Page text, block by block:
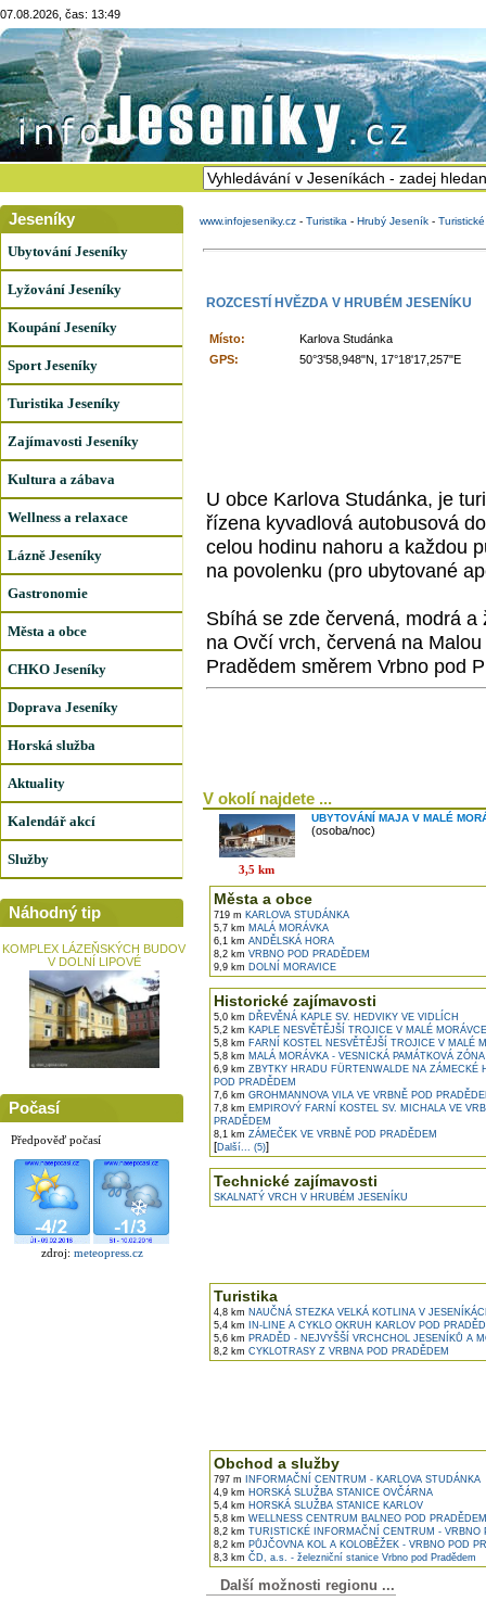
07.08.2026, čas: 13:49
Jeseníky
Ubytování Jeseníky
Lyžování Jeseníky
Koupání Jeseníky
Sport Jeseníky
Turistika Jeseníky
Zajímavosti Jeseníky
Kultura a zábava
Wellness a relaxace
Lázně Jeseníky
Gastronomie
Města a obce
CHKO Jeseníky
Doprava Jeseníky
Horská služba
Aktuality
Kalendář akcí
Služby
Náhodný tip
KOMPLEX LÁZEŇSKÝCH BUDOV
V DOLNÍ LIPOVÉ
Počasí
Předpověď počasí
zdroj: meteopress.cz
www.infojeseniky.cz - Turistika - Hrubý Jeseník -
ROZCESTÍ HVĚZDA V HRUBÉM JESENÍKU
Místo:
Karlova Studánka
GPS:
50°3'58,948"N, 17°18'17,257"E
U obce Karlova Studánka, je
řízena kyvadlová autobusová
celou hodinu nahoru a každou
na povolenku (pro ubytované
Sbíhá se zde červená, modrá
na Ovčí vrch, červená na
Pradědem směrem Vrbno pod
V okolí najdete ...
3,5 km
UBYTOVÁNÍ MAJA V MALÉ
(osoba/noc)
Města a obce
719 m KARLOVA STUDÁNKA
5,7 km MALÁ MORÁVKA
6,1 km ANDĚLSKÁ HORA
8,2 km VRBNO POD PRADĚDEM
9,9 km DOLNÍ MORAVICE
Historické zajímavosti
5,0 km DŘEVĚNÁ KAPLE SV. HEDVIKY VE VIDLÍCH
5,2 km KAPLE NESVĚTĚJŠÍ TROJICE V MALÉ MORÁVCE
5,8 km FARNÍ KOSTEL NESVĚTĚJŠÍ TROJICE V MALÉ
5,8 km MALÁ MORÁVKA - VESNICKÁ PAMÁTKOVÁ ZÓNA
6,9 km ZBYTKY HRADU FÜRTENWALDE NA ZÁMECKÉ
POD PRADĚDEM
7,6 km GROHMANNOVA VILA VE VRBNĚ POD
7,8 km EMPIROVÝ FARNÍ KOSTEL SV. MICHALA VE
PRADĚDEM
8,1 km ZÁMEČEK VE VRBNĚ POD PRADĚDEM
[Další... (5)]
Technické zajímavosti
SKALNATÝ VRCH V HRUBÉM JESENÍKU
Turistika
4,8 km NAUČNÁ STEZKA VELKÁ KOTLINA V
5,4 km IN-LINE A CYKLO OKRUH KARLOV POD
5,6 km PRADĚD - NEJVYŠŠÍ VRCHCHOL JESENÍKŮ A
8,2 km CYKLOTRASY Z VRBNA POD PRADĚDEM
Obchod a služby
797 m INFORMAČNÍ CENTRUM - KARLOVA STUDÁNKA
4,9 km HORSKÁ SLUŽBA STANICE OVČÁRNA
5,4 km HORSKÁ SLUŽBA STANICE KARLOV
5,8 km WELLNESS CENTRUM BALNEO POD PRADĚDEM
8,2 km TURISTICKÉ INFORMAČNÍ CENTRUM - VRBNO
8,2 km PŮJČOVNA KOL A KOLOBĚŽEK - VRBNO POD
8,3 km ČD, a.s. - železniční stanice Vrbno pod Pradědem
Další možnosti regionu ...